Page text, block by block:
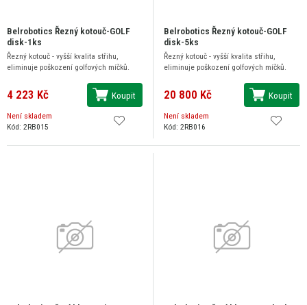
Belrobotics Řezný kotouč-GOLF
disk-1ks
Řezný kotouč - vyšší kvalita střihu,
eliminuje poškození golfových míčků.
4 223 Kč Koupit
Není skladem
Kód: 2RB015
Belrobotics Řezný kotouč-GOLF
disk-5ks
Řezný kotouč - vyšší kvalita střihu,
eliminuje poškození golfových míčků.
20 800 Kč Koupit
Není skladem
Kód: 2RB016